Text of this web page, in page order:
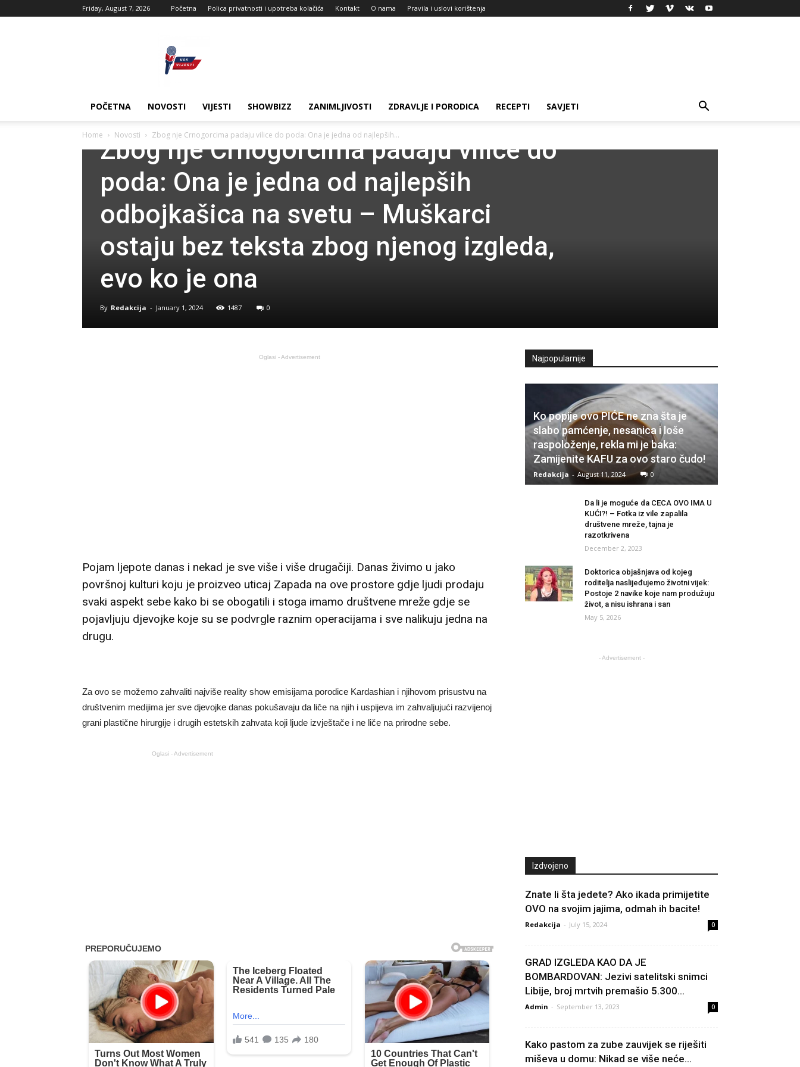
Friday, August 7, 2026 Početna Polica privatnosti i upotreba kolačića Kontakt O nama Pravila i uslovi korištenja
POČETNA NOVOSTI VIJESTI SHOWBIZZ ZANIMLJIVOSTI ZDRAVLJE I PORODICA RECEPTI SAVJETI
Home Novosti Zbog nje Crnogorcima padaju vilice do poda: Ona je jedna od najlepših...
Zbog nje Crnogorcima padaju vilice do
poda: Ona je jedna od najlepših
odbojkašica na svetu – Muškarci
ostaju bez teksta zbog njenog izgleda,
evo ko je ona
By Redakcija - January 1, 2024 1487 0
Oglasi - Advertisement
Pojam ljepote danas i nekad je sve više i više drugačiji. Danas živimo u jako
površnoj kulturi koju je proizveo uticaj Zapada na ove prostore gdje ljudi prodaju
svaki aspekt sebe kako bi se obogatili i stoga imamo društvene mreže gdje se
pojavljuju djevojke koje su se podvrgle raznim operacijama i sve nalikuju jedna na
drugu.
Za ovo se možemo zahvaliti najviše reality show emisijama porodice Kardashian i njihovom prisustvu na
društvenim medijima jer sve djevojke danas pokušavaju da liče na njih i uspijeva im zahvaljujući razvijenoj
grani plastične hirurgije i drugih estetskih zahvata koji ljude izvještače i ne liče na prirodne sebe.
Oglasi - Advertisement
Najpopularnije
Ko popije ovo PIĆE ne zna šta je
slabo pamćenje, nesanica i loše
raspoloženje, rekla mi je baka:
Zamijenite KAFU za ovo staro čudo!
Redakcija - August 11, 2024 0
Da li je moguće da CECA OVO IMA U
KUĆI?! – Fotka iz vile zapalila
društvene mreže, tajna je
razotkrivena
December 2, 2023
Doktorica objašnjava od kojeg
roditelja naslijeđujemo životni vijek:
Postoje 2 navike koje nam produžuju
život, a nisu ishrana i san
May 5, 2026
- Advertisement -
Izdvojeno
Znate li šta jedete? Ako ikada primijetite
OVO na svojim jajima, odmah ih bacite!
Redakcija - July 15, 2024 0
GRAD IZGLEDA KAO DA JE
BOMBARDOVAN: Jezivi satelitski snimci
Libije, broj mrtvih premašio 5.300...
Admin - September 13, 2023 0
Kako pastom za zube zauvijek se riješiti
miševa u domu: Nikad se više neće...